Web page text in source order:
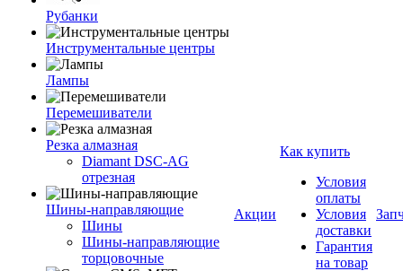
Рубанки
Инструментальные центры
Лампы
Перемешиватели
Резка алмазная
Diamant DSC-AG
отрезная
Шины-направляющие
Шины
Шины-направляющие
торцовочные
Акции
Как купить
Условия
оплаты
Условия
доставки
Гарантия
на товар